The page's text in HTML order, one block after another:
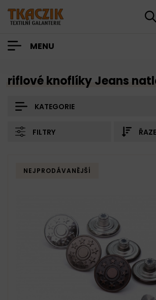
MENU
KATEGORIE
FILTRY
riflové knoflíky Jeans
NEJPRODÁVANĚJŠÍ